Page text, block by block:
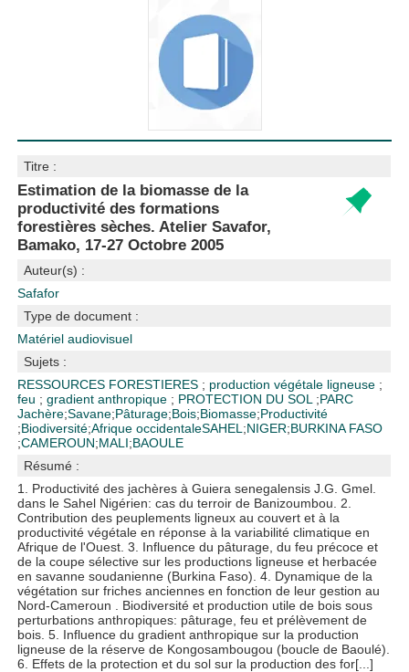
Titre :
Estimation de la biomasse de la
productivité des formations
forestières sèches. Atelier Savafor,
Bamako, 17-27 Octobre 2005
Auteur(s) :
Safafor
Type de document :
Matériel audiovisuel
Sujets :
RESSOURCES FORESTIERES ; production végétale ligneuse ;
feu ;gradient anthropique ; PROTECTION DU SOL ;PARC
Jachère;Savane;Pâturage;Bois;Biomasse;Productivité
;Biodiversité;Afrique occidentaleSAHEL ;NIGER;BURKINA FASO
;CAMEROUN;MALI;BAOULE
Résumé :
1. Productivité des jachères à Guiera senegalensis J.G. Gmel.
dans le Sahel Nigérien: cas du terroir de Banizoumbou. 2.
Contribution des peuplements ligneux au couvert et à la
productivité végétale en réponse à la variabilité climatique en
Afrique de l'Ouest. 3. Influence du pâturage, du feu précoce et
de la coupe sélective sur les productions ligneuse et herbacée
en savanne soudanienne (Burkina Faso). 4. Dynamique de la
végétation sur friches anciennes en fonction de leur gestion au
Nord-Cameroun . Biodiversité et production utile de bois sous
perturbations anthropiques: pâturage, feu et prélèvement de
bois. 5. Influence du gradient anthropique sur la production
ligneuse de la réserve de Kongosambougou (boucle de Baoulé).
6. Effets de la protection et du sol sur la production des for[...]